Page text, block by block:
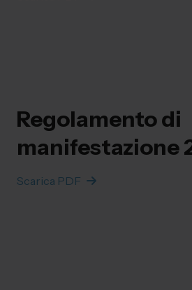
Regolamento di
manifestazione
Scarica PDF